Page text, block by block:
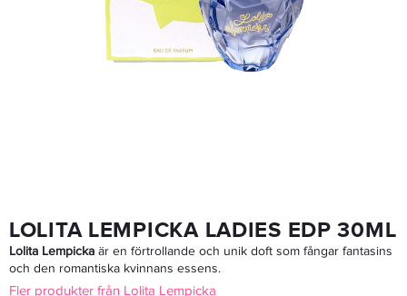
Cutrin BIO+ Strenghtening Serum Woman 100ml
LOLITA LEMPICKA LADIES EDP 30ML
Lolita Lempicka är en förtrollande och unik doft som fångar fantasins
och den romantiska kvinnans essens.
Fler produkter från Lolita Lempicka